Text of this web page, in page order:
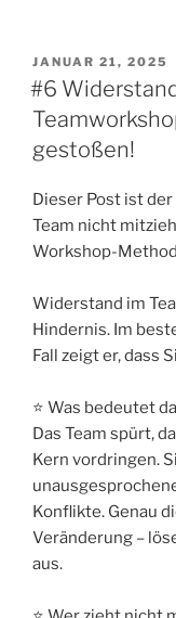
VERÖFFENTLICHT
AM
JANUAR 21, 2025
#6
gestoßen!
Dieser Post ist
Team nicht
Workshop-
Widerstand im
Hindernis. Im
Fall zeigt er, dass
⭐ Was bedeutet
Das Team spürt,
Kern vordringen.
Konflikte. Genau
Veränderung –
aus.